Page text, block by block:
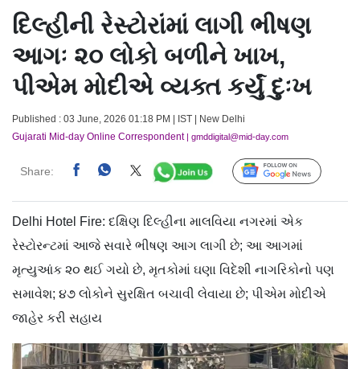
દિલ્હીની રેસ્ટોરાંમાં લાગી ભીષણ
આગઃ ૨૦ લોકો બળીને ખાખ,
પીએમ મોદીએ વ્યક્ત કર્યું દુઃખ
Published : 03 June, 2026 01:18 PM | IST | New Delhi
Gujarati Mid-day Online Correspondent| gmddigital@mid-day.com
Share: Follow Us
Delhi Hotel Fire: દક્ષિણ દિલ્હીના માલવિયા નગરમાં એક
રેસ્ટોરન્ટમાં આજે સવારે ભીષણ આગ લાગી છે; આ આગમાં
મૃત્યુઆંક ૨૦ થઈ ગયો છે, મૃતકોમાં ઘણા વિદેશી નાગરિકોનો પણ
સમાવેશ; ૪૭ લોકોને સુરક્ષિત બચાવી લેવાયા છે; પીએમ મોદીએ
જાહેર કરી સહાય